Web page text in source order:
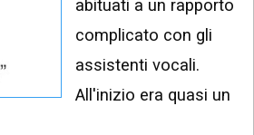
abituati a un rapporto
complicato con gli
assistenti vocali.
All'inizio era quasi un